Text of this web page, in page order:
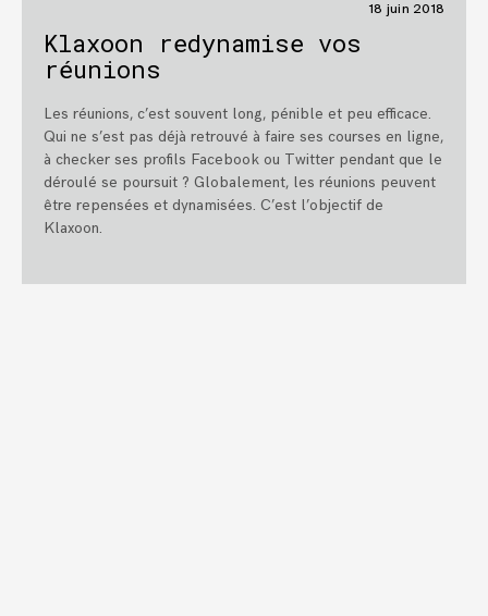
18 juin 2018
Klaxoon redynamise vos
réunions
Les réunions, c’est souvent long, pénible et peu efficace.
Qui ne s’est pas déjà retrouvé à faire ses courses en ligne,
à checker ses profils Facebook ou Twitter pendant que le
déroulé se poursuit ? Globalement, les réunions peuvent
être repensées et dynamisées. C’est l’objectif de
Klaxoon.